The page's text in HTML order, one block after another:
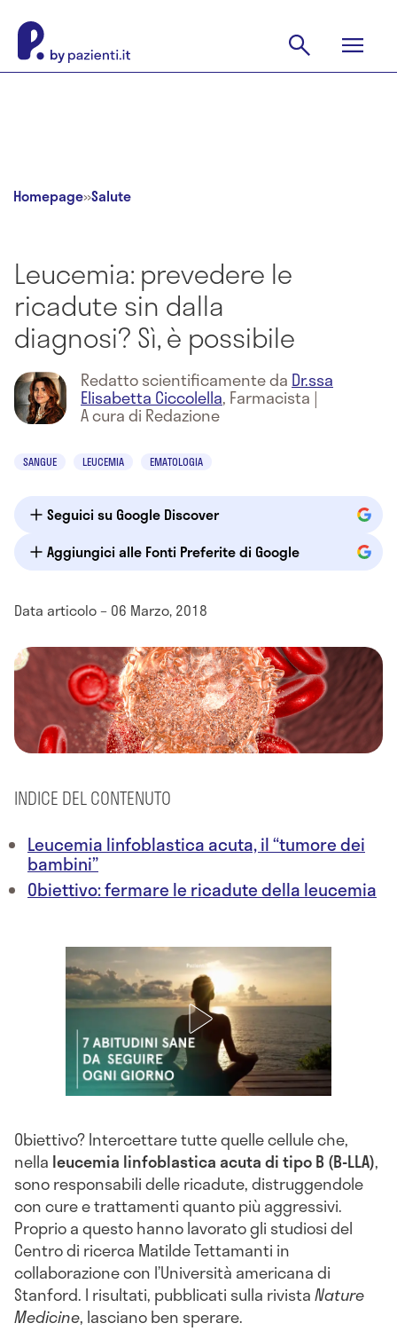
Homepage»Salute
Leucemia: prevedere le
ricadute sin dalla
diagnosi? Sì, è possibile
Redatto scientificamente da Dr.ssa
Elisabetta Ciccolella, Farmacista |
A cura di Redazione
SANGUE LEUCEMIA EMATOLOGIA
Seguici su Google Discover
Aggiungici alle Fonti Preferite di Google
Data articolo – 06 Marzo, 2018
INDICE DEL CONTENUTO
Leucemia linfoblastica acuta, il “tumore dei
bambini”
Obiettivo: fermare le ricadute della leucemia
Obiettivo? Intercettare tutte quelle cellule che,
nella leucemia linfoblastica acuta di tipo B (B-LLA),
sono responsabili delle ricadute, distruggendole
con cure e trattamenti quanto più aggressivi.
Proprio a questo hanno lavorato gli studiosi del
Centro di ricerca Matilde Tettamanti in
collaborazione con l’Università americana di
Stanford. I risultati, pubblicati sulla rivistaNature
Medicine, lasciano ben sperare.